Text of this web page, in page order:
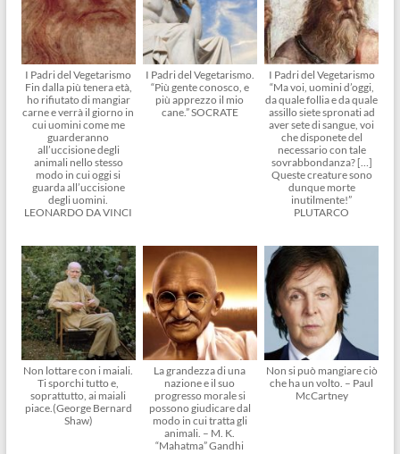
I Padri del Vegetarismo
Fin dalla più tenera età,
ho rifiutato di mangiar
carne e verrà il giorno in
cui uomini come me
guarderanno
all’uccisione degli
animali nello stesso
modo in cui oggi si
guarda all’uccisione
degli uomini.
LEONARDO DA VINCI
I Padri del Vegetarismo.
“Più gente conosco, e
più apprezzo il mio
cane.” SOCRATE
I Padri del Vegetarismo
“Ma voi, uomini d’oggi,
da quale follia e da quale
assillo siete spronati ad
aver sete di sangue, voi
che disponete del
necessario con tale
sovrabbondanza? […]
Queste creature sono
dunque morte
inutilmente!”
PLUTARCO
Non lottare con i maiali.
Ti sporchi tutto e,
soprattutto, ai maiali
piace.(George Bernard
Shaw)
La grandezza di una
nazione e il suo
progresso morale si
possono giudicare dal
modo in cui tratta gli
animali. – M. K.
“Mahatma” Gandhi
Non si può mangiare ciò
che ha un volto. – Paul
McCartney